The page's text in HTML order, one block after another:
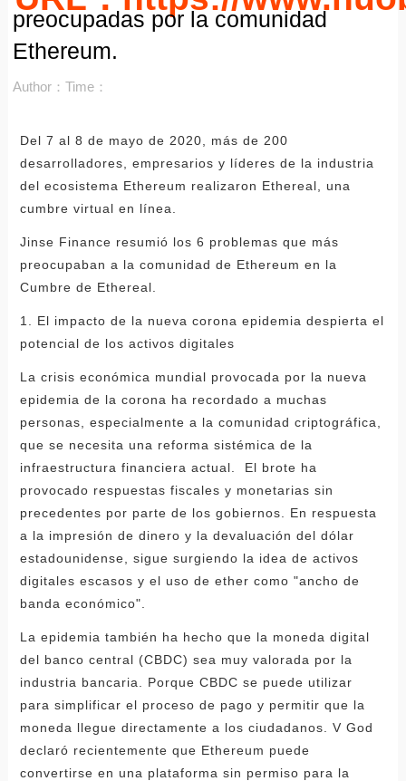
preocupadas por la comunidad
Ethereum.
Author： Time：
Del 7 al 8 de mayo de 2020, más de 200
desarrolladores, empresarios y líderes de la industria
del ecosistema Ethereum realizaron Ethereal, una
cumbre virtual en línea.
Jinse Finance resumió los 6 problemas que más
preocupaban a la comunidad de Ethereum en la
Cumbre de Ethereal.
1. El impacto de la nueva corona epidemia despierta el
potencial de los activos digitales
La crisis económica mundial provocada por la nueva
epidemia de la corona ha recordado a muchas
personas, especialmente a la comunidad criptográfica,
que se necesita una reforma sistémica de la
infraestructura financiera actual. El brote ha
provocado respuestas fiscales y monetarias sin
precedentes por parte de los gobiernos. En respuesta
a la impresión de dinero y la devaluación del dólar
estadounidense, sigue surgiendo la idea de activos
digitales escasos y el uso de ether como "ancho de
banda económico".
La epidemia también ha hecho que la moneda digital
del banco central (CBDC) sea muy valorada por la
industria bancaria. Porque CBDC se puede utilizar
para simplificar el proceso de pago y permitir que la
moneda llegue directamente a los ciudadanos. V God
declaró recientemente que Ethereum puede
convertirse en una plataforma sin permiso para la